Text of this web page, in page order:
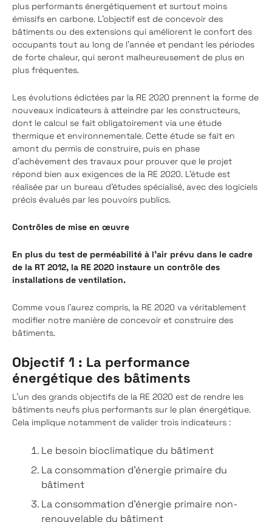
plus performants énergétiquement et surtout moins
émissifs en carbone. L’objectif est de concevoir des
bâtiments ou des extensions qui améliorent le confort des
occupants tout au long de l’année et pendant les périodes
de forte chaleur, qui seront malheureusement de plus en
plus fréquentes.
Les évolutions édictées par la RE 2020 prennent la forme de
nouveaux indicateurs à atteindre par les constructeurs,
dont le calcul se fait obligatoirement via une étude
thermique et environnementale. Cette étude se fait en
amont du permis de construire, puis en phase
d’achèvement des travaux pour prouver que le projet
répond bien aux exigences de la RE 2020. L’étude est
réalisée par un bureau d’études spécialisé, avec des logiciels
précis évalués par les pouvoirs publics.
Contrôles de mise en œuvre
En plus du test de perméabilité à l’air prévu dans le cadre
de la RT 2012, la RE 2020 instaure un contrôle des
installations de ventilation.
Comme vous l’aurez compris, la RE 2020 va véritablement
modifier notre manière de concevoir et construire des
bâtiments.
Objectif 1 : La performance
énergétique des bâtiments
L’un des grands objectifs de la RE 2020 est de rendre les
bâtiments neufs plus performants sur le plan énergétique.
Cela implique notamment de valider trois indicateurs :
Le besoin bioclimatique du bâtiment
La consommation d’énergie primaire du
bâtiment
La consommation d’énergie primaire non-
renouvelable du bâtiment